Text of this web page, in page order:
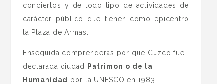
conciertos y de todo tipo de actividades de
carácter público que tienen como epicentro
la Plaza de Armas.
Enseguida comprenderás por qué Cuzco fue
declarada ciudad
Patrimonio de la
Humanidad
por la UNESCO en 1983.